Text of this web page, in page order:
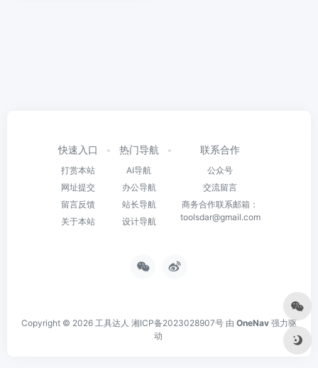
快速入口
打赏本站
网址提交
留言反馈
关于本站
热门导航
AI导航
办公导航
站长导航
设计导航
联系合作
公众号
交流留言
商务合作联系邮箱：
toolsdar@gmail.com
Copyright © 2026 工具达人 湘ICP备2023028907号 由 OneNav 强力驱
动